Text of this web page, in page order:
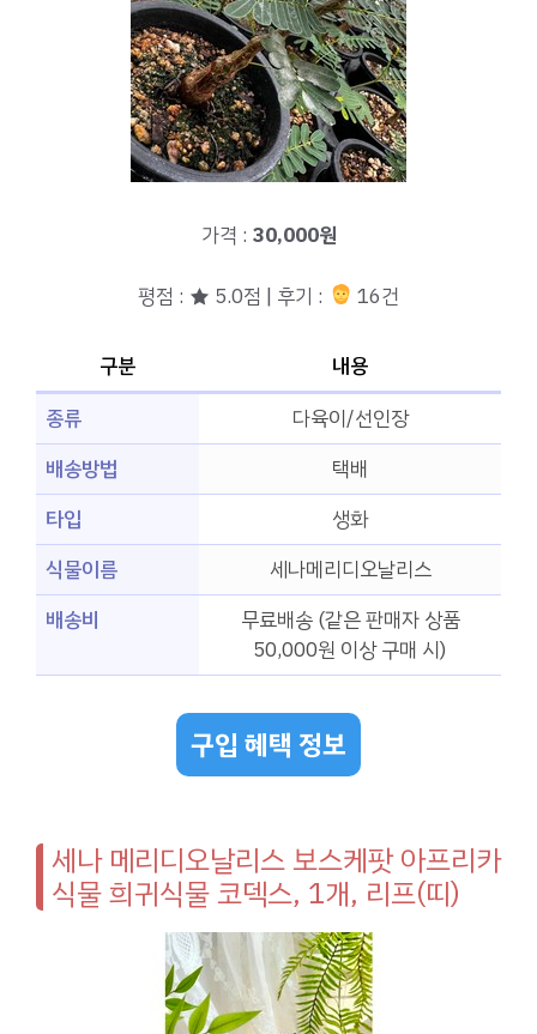
가격 : 30,000원
평점 : ★ 5.0점 | 후기 : 16건
구분
내용
종류
다육이/선인장
배송방법
택배
타입
생화
식물이름
세나메리디오날리스
배송비
무료배송 (같은 판매자 상품
50,000원 이상 구매 시)
구입 혜택 정보
세나 메리디오날리스 보스케팟 아프리카
식물 희귀식물 코덱스, 1개, 리프(띠)